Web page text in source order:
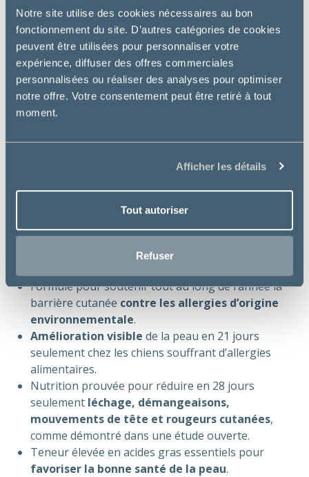
Notre site utilise des cookies nécessaires au bon
fonctionnement du site. D’autres catégories de cookies
peuvent être utilisées pour personnaliser votre
expérience, diffuser des offres commerciales
personnalisées ou réaliser des analyses pour optimiser
notre offre. Votre consentement peut être retiré à tout
moment.
Afficher les détails
Tout autoriser
Refuser
démangeaisons et le grattage chez le chien.
Pour les sensibilités alimentaires et/ou
environnementales.
Contre indications :
Femelles en gestation ou allaitantes.
Chiots.
pancréatite, des antécédents de pancréatite ou un
Bienfaits essentiels :
L’alimentation PRESCRIPTION DIET pour chiens est
la nutrition ciblée dont ils ont besoin
Formulé pour soutenir tout au long de l’année la
barrière cutanée contre les allergies d’origine
environnementale.
Amélioration visible de la peau en 21 jours
seulement chez les chiens souffrant d’allergies
alimentaires.
Nutrition prouvée pour réduire en 28 jours
seulement léchage, démangeaisons,
mouvements de tête et rougeurs cutanées,
comme démontré dans une étude ouverte.
Teneur élevée en acides gras essentiels pour
favoriser la bonne santé de la peau.